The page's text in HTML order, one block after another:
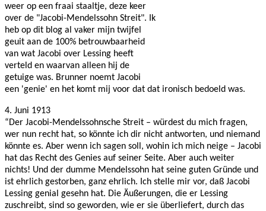
weer op een fraai staaltje, deze keer
over de "Jacobi-Mendelssohn Streit". Ik
heb op dit blog al vaker mijn twijfel
geuit aan de 100% betrouwbaarheid
van wat Jacobi over Lessing heeft
verteld en waarvan alleen hij de
getuige was. Brunner noemt Jacobi
een 'genie' en het komt mij voor dat dat ironisch bedoeld was.
4. Juni 1913
“Der Jacobi-Mendelssohnsche Streit – würdest du mich fragen,
wer nun recht hat, so könnte ich dir nicht antworten, und niemand
könnte es. Aber wenn ich sagen soll, wohin ich mich neige – Jacobi
hat das Recht des Genies auf seiner Seite. Aber auch weiter
nichts! Und der dumme Mendelssohn hat seine guten Gründe und
ist ehrlich gestorben, ganz ehrlich. Ich stelle mir vor, daß Jacobi
Lessing genial gesehn hat. Die Äußerungen, die er Lessing
zuschreibt, sind so geworden, wie er sie überliefert, durch das